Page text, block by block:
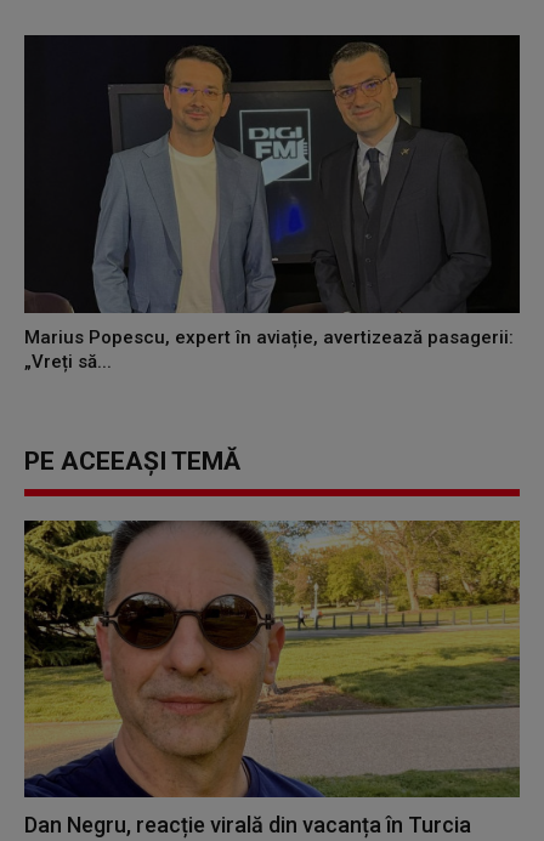
Marius Popescu, expert în aviație, avertizează pasagerii:
„Vreți să...
PE ACEEAȘI TEMĂ
Dan Negru, reacție virală din vacanța în Turcia